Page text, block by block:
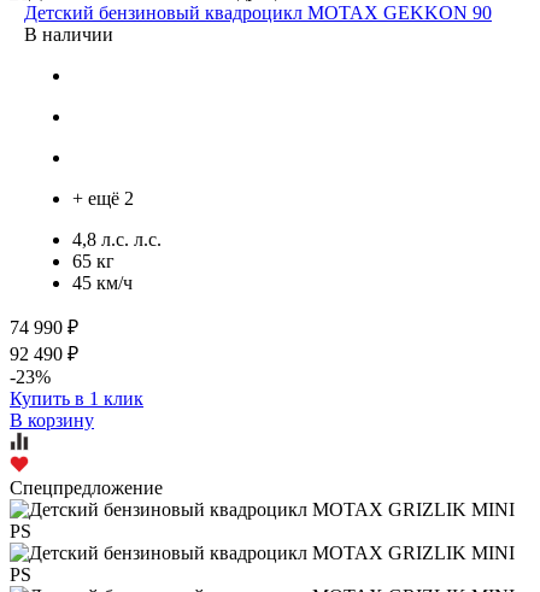
Детский бензиновый квадроцикл MOTAX GEKKON 90
В наличии
+ ещё 2
4,8 л.с. л.с.
65 кг
45 км/ч
74 990 ₽
92 490 ₽
-23%
Купить в 1 клик
В корзину
Спецпредложение